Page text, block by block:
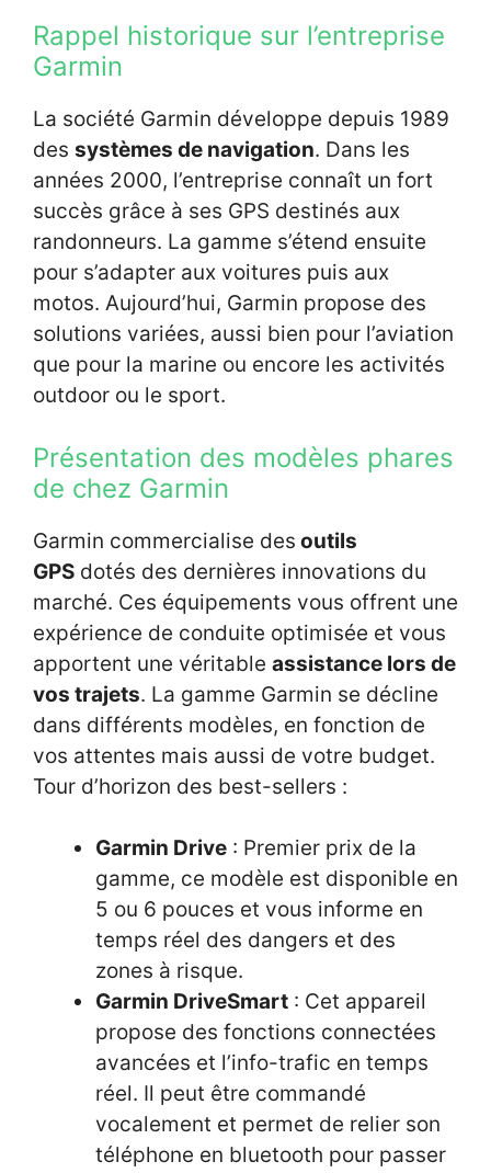
Rappel historique sur l’entreprise
Garmin
La société Garmin développe depuis 1989
des systèmes de navigation. Dans les
années 2000, l’entreprise connaît un fort
succès grâce à ses GPS destinés aux
randonneurs. La gamme s’étend ensuite
pour s’adapter aux voitures puis aux
motos. Aujourd’hui, Garmin propose des
solutions variées, aussi bien pour l’aviation
que pour la marine ou encore les activités
outdoor ou le sport.
Présentation des modèles phares
de chez Garmin
Garmin commercialise des outils
GPS dotés des dernières innovations du
marché. Ces équipements vous offrent une
expérience de conduite optimisée et vous
apportent une véritable assistance lors de
vos trajets. La gamme Garmin se décline
dans différents modèles, en fonction de
vos attentes mais aussi de votre budget.
Tour d’horizon des best-sellers :
Garmin Drive : Premier prix de la
gamme, ce modèle est disponible en
5 ou 6 pouces et vous informe en
temps réel des dangers et des
zones à risque.
Garmin DriveSmart : Cet appareil
propose des fonctions connectées
avancées et l’info-trafic en temps
réel. Il peut être commandé
vocalement et permet de relier son
téléphone en bluetooth pour passer